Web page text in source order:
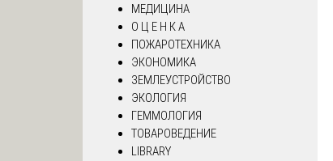
МЕДИЦИНА
О Ц Е Н К А
ПОЖАРОТЕХНИКА
ЭКОНОМИКА
ЗЕМЛЕУСТРОЙСТВО
ЭКОЛОГИЯ
ГЕММОЛОГИЯ
ТОВАРОВЕДЕНИЕ
LIBRARY